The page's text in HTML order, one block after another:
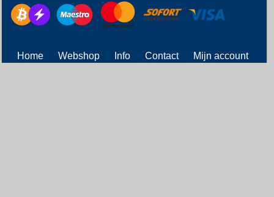
Home Webshop Info Contact
Mijn account